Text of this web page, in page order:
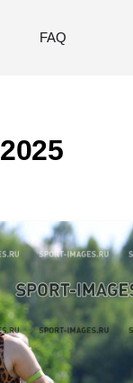
FAQ